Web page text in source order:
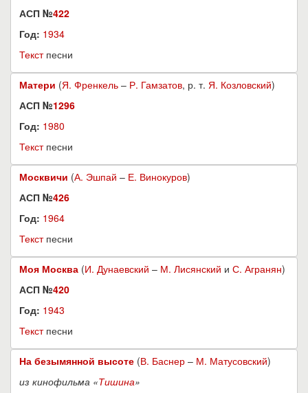
АСП №422
Год: 1934
Текстпесни
Матери (Я. Френкель – Р. Гамзатов, р. т. Я. Козловский)
АСП №1296
Год: 1980
Текстпесни
Москвичи (А. Эшпай – Е. Винокуров)
АСП №426
Год: 1964
Текстпесни
Моя Москва (И. Дунаевский – М. Лисянский и С. Агранян)
АСП №420
Год: 1943
Текстпесни
На безымянной высоте (В. Баснер – М. Матусовский)
из кинофильма «Тишина»